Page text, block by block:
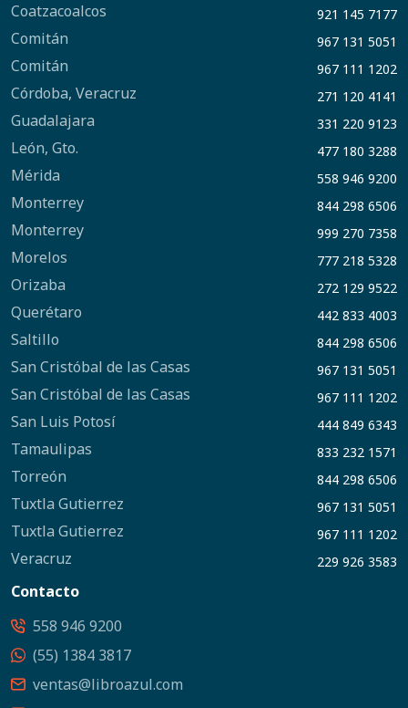
Coatzacoalcos 921 145 7177
Comitán 967 131 5051
Comitán 967 111 1202
Córdoba, Veracruz 271 120 4141
Guadalajara 331 220 9123
León, Gto. 477 180 3288
Mérida 558 946 9200
Monterrey 844 298 6506
Monterrey 999 270 7358
Morelos 777 218 5328
Orizaba 272 129 9522
Querétaro 442 833 4003
Saltillo 844 298 6506
San Cristóbal de las Casas 967 131 5051
San Cristóbal de las Casas 967 111 1202
San Luis Potosí 444 849 6343
Tamaulipas 833 232 1571
Torreón 844 298 6506
Tuxtla Gutierrez 967 131 5051
Tuxtla Gutierrez 967 111 1202
Veracruz 229 926 3583
Contacto
558 946 9200
(55) 1384 3817
ventas@libroazul.com